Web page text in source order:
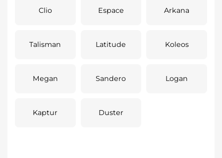
Clio Espace Arkana
Talisman Latitude Koleos
Megan Sandero Logan
Kaptur Duster